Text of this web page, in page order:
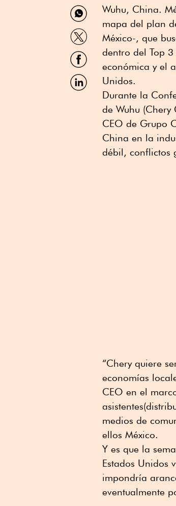
Compartir
por
WhatsApp
Compartir
por
Twitter
Compartir
por
Facebook
Compartir
por
Wuhu, China.
mapa del plan
México-, que
dentro del Top
económica y el
Unidos.
Durante la
de Wuhu
CEO de Grupo
China en la
débil, conflictos
“Chery quiere
economías
CEO en el
medios de
ellos México.
Y es que la
Estados Unidos
impondría
eventualmente